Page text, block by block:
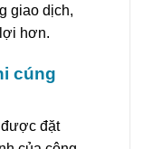
giao dịch,
hơn.
cúng
được đặt